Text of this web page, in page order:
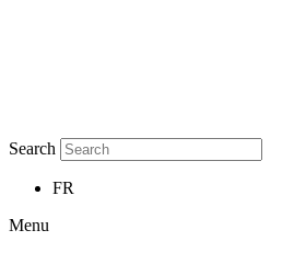
Search
FR
Menu